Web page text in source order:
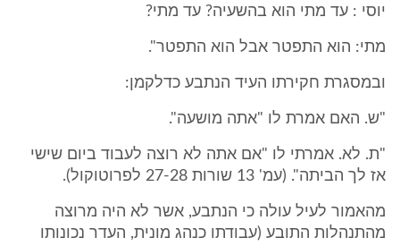
יוסי : עד מתי הוא בהשעיה? עד מתי?
מתי: הוא התפטר אבל הוא התפטר".
ובמסגרת חקירתו העיד הנתבע כדלקמן:
"ש. האם אמרת לו "אתה מושעה".
"ת. לא. אמרתי לו "אם אתה לא רוצה לעבוד ביום שישי
אז לך הביתה". (עמ' 13 שורות 27-28 לפרוטוקול).
מהאמור לעיל עולה כי הנתבע, אשר לא היה מרוצה
מהתנהלות התובע (עבודתו כנהג מונית, העדר נכונותו